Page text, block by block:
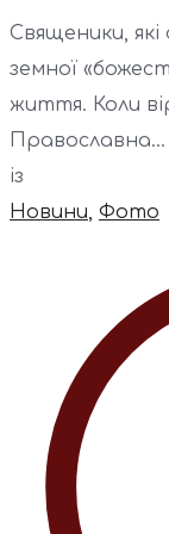
Священики, які
земної
життя. Коли
Православна...
із
Новини, Фото